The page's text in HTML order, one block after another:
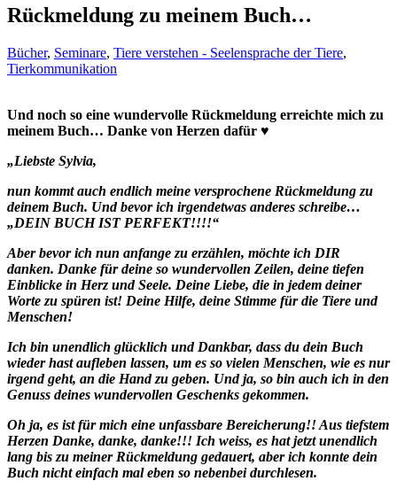
Rückmeldung zu meinem Buch…
Bücher, Seminare, Tiere verstehen - Seelensprache der Tiere,
Tierkommunikation
Und noch so eine wundervolle Rückmeldung erreichte mich zu
meinem Buch… Danke von Herzen dafür ♥
„Liebste Sylvia,
nun kommt auch endlich meine versprochene Rückmeldung zu
deinem Buch. Und bevor ich irgendetwas anderes schreibe…
„DEIN BUCH IST PERFEKT!!!!“
Aber bevor ich nun anfange zu erzählen, möchte ich DIR
danken. Danke für deine so wundervollen Zeilen, deine tiefen
Einblicke in Herz und Seele. Deine Liebe, die in jedem deiner
Worte zu spüren ist! Deine Hilfe, deine Stimme für die Tiere und
Menschen!
Ich bin unendlich glücklich und Dankbar, dass du dein Buch
wieder hast aufleben lassen, um es so vielen Menschen, wie es nur
irgend geht, an die Hand zu geben. Und ja, so bin auch ich in den
Genuss deines wundervollen Geschenks gekommen.
Oh ja, es ist für mich eine unfassbare Bereicherung!! Aus tiefstem
Herzen Danke, danke, danke!!! Ich weiss, es hat jetzt unendlich
lang bis zu meiner Rückmeldung gedauert, aber ich konnte dein
Buch nicht einfach mal eben so nebenbei durchlesen.